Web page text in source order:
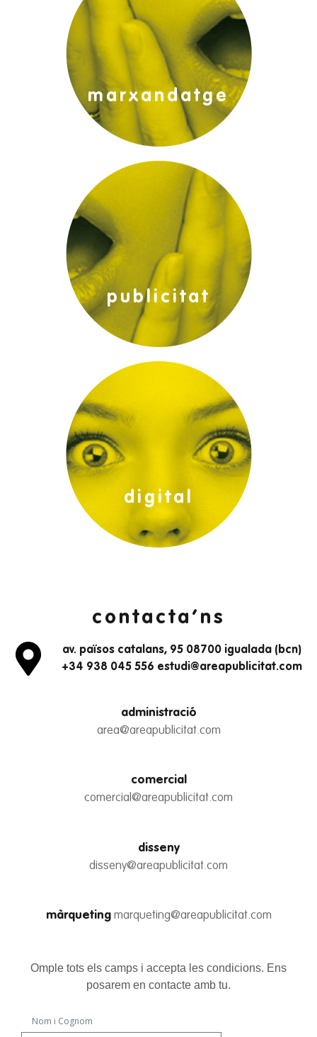
marxandatge
publicitat exterior:
publicitat
digital
contacta’ns
av. països catalans, 95 08700 igualada (bcn)
+34 938 045 556 estudi@areapublicitat.com
administració
area@areapublicitat.com
comercial
comercial@areapublicitat.com
disseny
disseny@areapublicitat.com
màrqueting marqueting@areapublicitat.com
Omple tots els camps i accepta les condicions. Ens
posarem en contacte amb tu.
Nom i Cognom